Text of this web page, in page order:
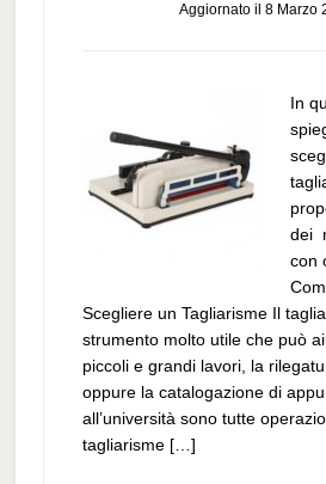
Aggiornato il8 Marzo
In
dei
con
Scegliere un Tagliarisme Il
strumento molto utile che può
piccoli e grandi lavori, la
oppure la catalogazione di
all’università sono tutte
tagliarisme […]